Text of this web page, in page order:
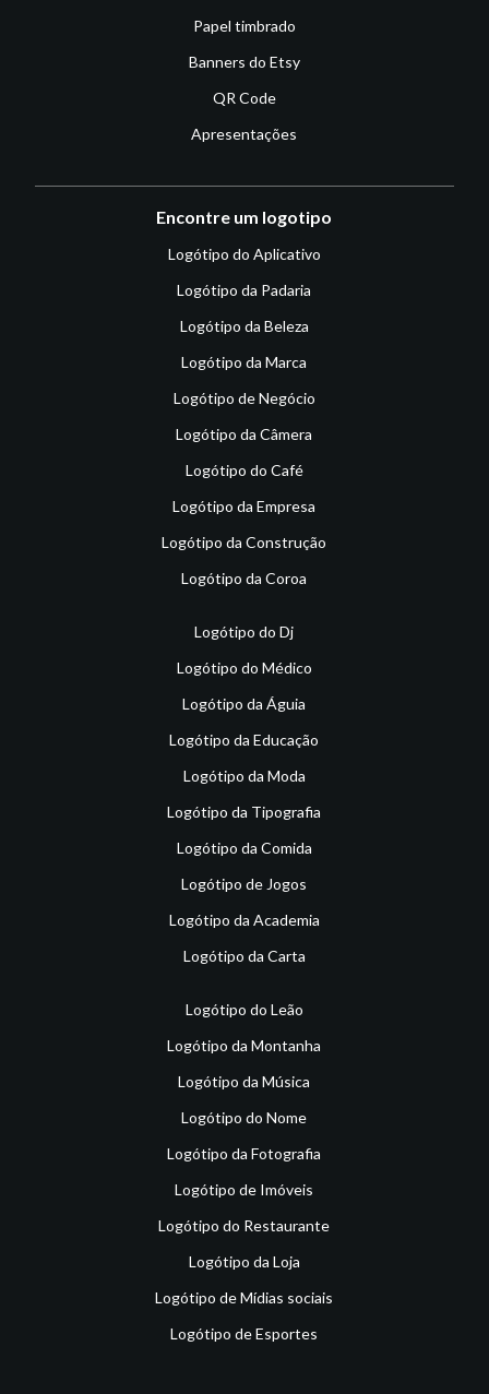
Papel timbrado
Banners do Etsy
QR Code
Apresentações
Encontre um logotipo
Logótipo do Aplicativo
Logótipo da Padaria
Logótipo da Beleza
Logótipo da Marca
Logótipo de Negócio
Logótipo da Câmera
Logótipo do Café
Logótipo da Empresa
Logótipo da Construção
Logótipo da Coroa
Logótipo do Dj
Logótipo do Médico
Logótipo da Águia
Logótipo da Educação
Logótipo da Moda
Logótipo da Tipografia
Logótipo da Comida
Logótipo de Jogos
Logótipo da Academia
Logótipo da Carta
Logótipo do Leão
Logótipo da Montanha
Logótipo da Música
Logótipo do Nome
Logótipo da Fotografia
Logótipo de Imóveis
Logótipo do Restaurante
Logótipo da Loja
Logótipo de Mídias sociais
Logótipo de Esportes